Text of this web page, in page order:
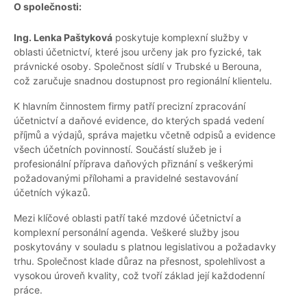
O společnosti:
Ing. Lenka Paštyková poskytuje komplexní služby v
oblasti účetnictví, které jsou určeny jak pro fyzické, tak
právnické osoby. Společnost sídlí v Trubské u Berouna,
což zaručuje snadnou dostupnost pro regionální klientelu.
K hlavním činnostem firmy patří precizní zpracování
účetnictví a daňové evidence, do kterých spadá vedení
příjmů a výdajů, správa majetku včetně odpisů a evidence
všech účetních povinností. Součástí služeb je i
profesionální příprava daňových přiznání s veškerými
požadovanými přílohami a pravidelné sestavování
účetních výkazů.
Mezi klíčové oblasti patří také mzdové účetnictví a
komplexní personální agenda. Veškeré služby jsou
poskytovány v souladu s platnou legislativou a požadavky
trhu. Společnost klade důraz na přesnost, spolehlivost a
vysokou úroveň kvality, což tvoří základ její každodenní
práce.